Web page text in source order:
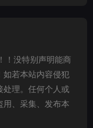
！没特别声明能商
如若本站内容侵犯
处理。任何个人或
用、采集、发布本